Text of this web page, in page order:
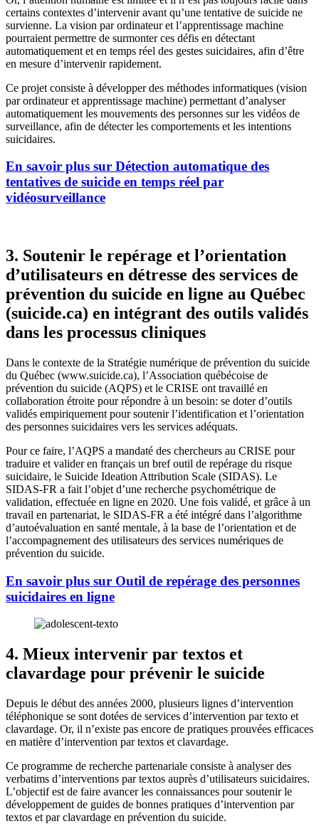
certains contextes d’intervenir avant qu’une tentative de suicide ne
survienne. La vision par ordinateur et l’apprentissage machine
pourraient permettre de surmonter ces défis en détectant
automatiquement et en temps réel des gestes suicidaires, afin d’être
en mesure d’intervenir rapidement.
Ce projet consiste à développer des méthodes informatiques (vision
par ordinateur et apprentissage machine) permettant d’analyser
automatiquement les mouvements des personnes sur les vidéos de
surveillance, afin de détecter les comportements et les intentions
suicidaires.
En savoir plus sur Détection automatique des
tentatives de suicide en temps réel par
vidéosurveillance
3. Soutenir le repérage et l’orientation
d’utilisateurs en détresse des services de
prévention du suicide en ligne au Québec
(suicide.ca) en intégrant des outils validés
dans les processus cliniques
Dans le contexte de la Stratégie numérique de prévention du suicide
du Québec (www.suicide.ca), l’Association québécoise de
prévention du suicide (AQPS) et le CRISE ont travaillé en
collaboration étroite pour répondre à un besoin: se doter d’outils
validés empiriquement pour soutenir l’identification et l’orientation
des personnes suicidaires vers les services adéquats.
Pour ce faire, l’AQPS a mandaté des chercheurs au CRISE pour
traduire et valider en français un bref outil de repérage du risque
suicidaire, le Suicide Ideation Attribution Scale (SIDAS). Le
SIDAS-FR a fait l’objet d’une recherche psychométrique de
validation, effectuée en ligne en 2020. Une fois validé, et grâce à un
travail en partenariat, le SIDAS-FR a été intégré dans l’algorithme
d’autoévaluation en santé mentale, à la base de l’orientation et de
l’accompagnement des utilisateurs des services numériques de
prévention du suicide.
En savoir plus sur Outil de repérage des personnes
suicidaires en ligne
4. Mieux intervenir par textos et
clavardage pour prévenir le suicide
Depuis le début des années 2000, plusieurs lignes d’intervention
téléphonique se sont dotées de services d’intervention par texto et
clavardage. Or, il n’existe pas encore de pratiques prouvées efficaces
en matière d’intervention par textos et clavardage.
Ce programme de recherche partenariale consiste à analyser des
verbatims d’interventions par textos auprès d’utilisateurs suicidaires.
L’objectif est de faire avancer les connaissances pour soutenir le
développement de guides de bonnes pratiques d’intervention par
textos et par clavardage en prévention du suicide.